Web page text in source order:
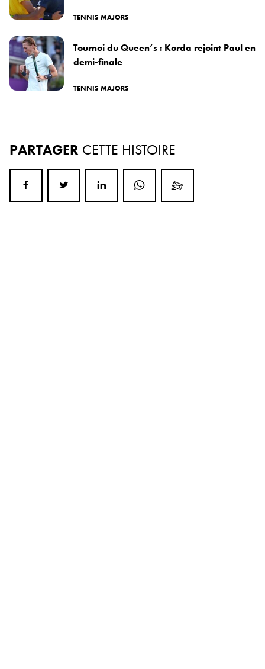
TENNIS MAJORS
Tournoi du Queen’s : Korda rejoint Paul en
demi-finale
TENNIS MAJORS
PARTAGER CETTE HISTOIRE